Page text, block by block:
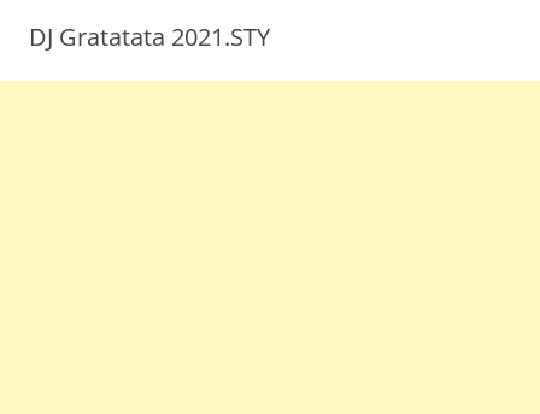
DJ Gratatata 2021.STY